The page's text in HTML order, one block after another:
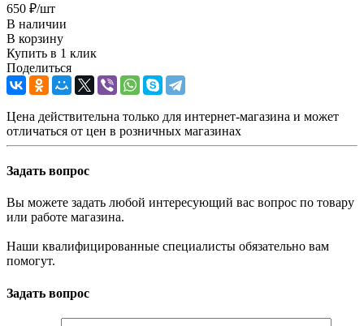
650 ₽/шт
В наличии
В корзину
Купить в 1 клик
Поделиться
Цена действительна только для интернет-магазина и может
отличаться от цен в розничных магазинах
Задать вопрос
Вы можете задать любой интересующий вас вопрос по товару
или работе магазина.
Наши квалифицированные специалисты обязательно вам
помогут.
Задать вопрос